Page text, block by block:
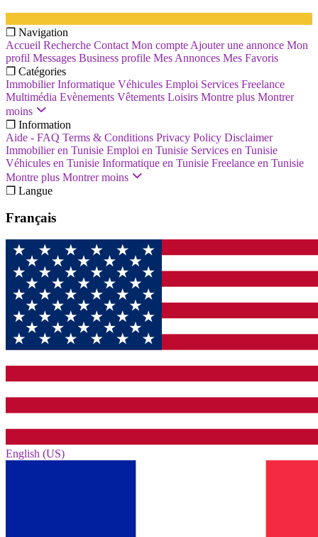
❐ Navigation
Accueil Recherche Contact Mon compte Ajouter une annonce Mon
profil Messages Business profile Mes Annonces Mes Favoris
❐ Catégories
Immobilier Informatique Véhicules Emploi Services Freelance
Multimédia Evènements Vêtements Loisirs Montre plus Montrer
moins
❐ Information
Aide - FAQ Terms & Conditions Privacy Policy Disclaimer
Immobilier en Tunisie Emploi en Tunisie Services en Tunisie
Véhicules en Tunisie Informatique en Tunisie Freelance en Tunisie
Montre plus Montrer moins
❐ Langue
Français
English (US)‎